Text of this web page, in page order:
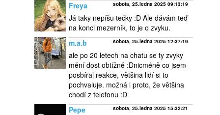
Freya
sobota, 25.ledna 2025 09:13:19
Já taky nepíšu tečky :D Ale dávám teď
na konci mezerník, to je o zvyku.
m.a.b
sobota, 25.ledna 2025 12:37:19
ale po 20 letech na chatu se ty zvyky
mění dost obtížně :Dnicméně co jsem
posbíral reakce, většina lidí si to
pochvaluje. možná i proto, že většina
chodí z telefonu :D
Pepe
sobota, 25.ledna 2025 15:32:21